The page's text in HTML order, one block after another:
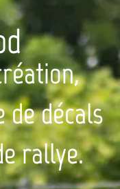
décals
rallye.